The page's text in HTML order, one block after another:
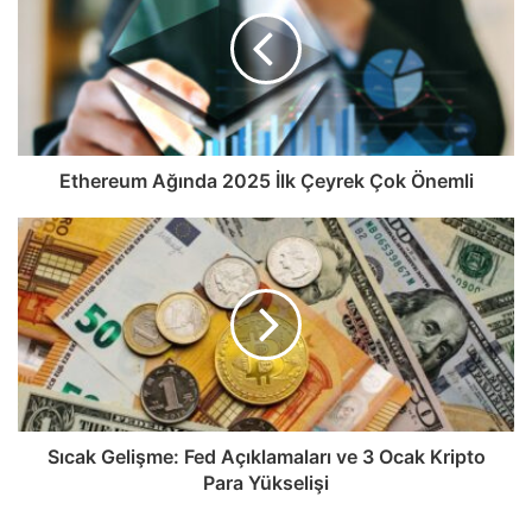
Ethereum Ağında 2025 İlk Çeyrek Çok Önemli
Sıcak Gelişme: Fed Açıklamaları ve 3 Ocak Kripto
Para Yükselişi